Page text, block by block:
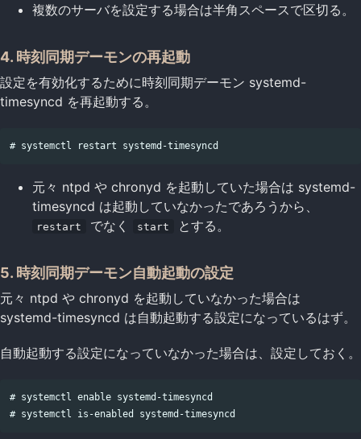
複数のサーバを設定する場合は半角スペースで区切る。
4. 時刻同期デーモンの再起動
設定を有効化するために時刻同期デーモン systemd-
timesyncd を再起動する。
元々 ntpd や chronyd を起動していた場合は systemd-
timesyncd は起動していなかったであろうから、
restart でなく start とする。
5. 時刻同期デーモン自動起動の設定
元々 ntpd や chronyd を起動していなかった場合は
systemd-timesyncd は自動起動する設定になっているはず。
自動起動する設定になっていなかった場合は、設定しておく。
# systemctl enable systemd-timesyncd